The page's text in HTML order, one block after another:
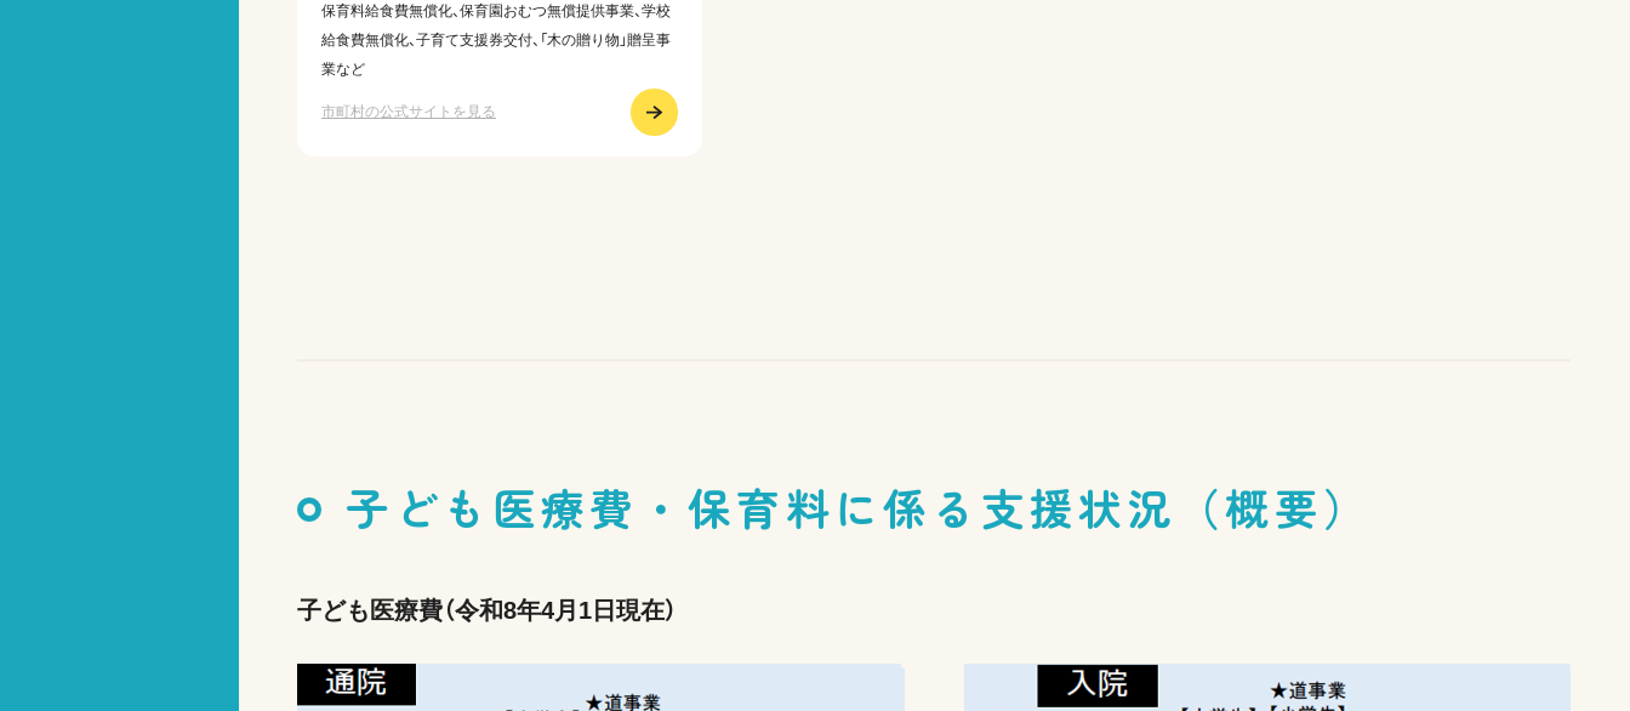
保育料給食費無償化、保育園おむつ無償提供事業、学校
給食費無償化、子育て支援券交付、「木の贈り物」贈呈事
業など
市町村の公式サイトを見る
子ども医療費・保育料に係る支援状況（概要）
子ども医療費（令和8年4月1日現在）